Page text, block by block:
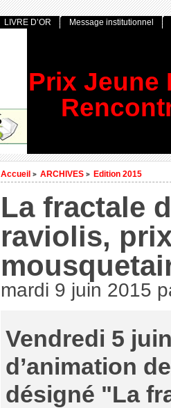
Prix Jeune
Accueil > ARCHIVES > Edition 2015
La fractale
raviolis,
mardi 9 juin 2015
Vendredi 5
d’animation
désigné "La
LIVRE D’OR Message institutionnel